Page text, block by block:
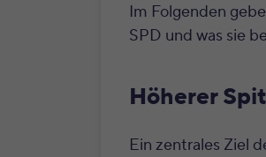
Im Folgenden
SPD und was sie
Höherer
Ein zentrales Ziel